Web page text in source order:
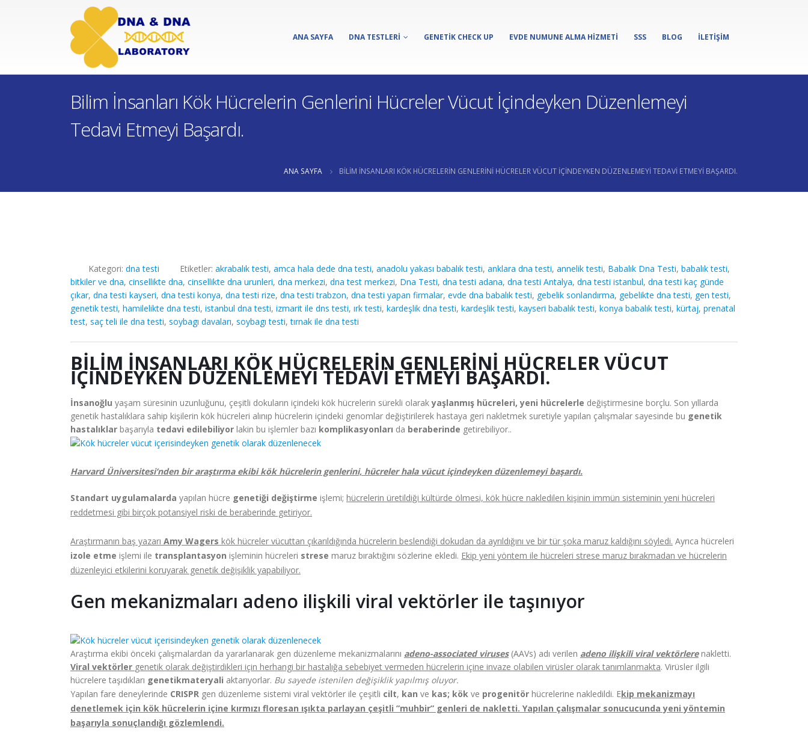
ANA SAYFA DNA TESTLERI GENETIK CHECK UP EVDE NUMUNE ALMA HIZMETI SSS BLOG İLETIŞIM
Bilim İnsanları Kök Hücrelerin Genlerini Hücreler Vücut İçindeyken Düzenlemeyi
Tedavi Etmeyi Başardı.
ANA SAYFA BILIM İNSANLARI KÖK HÜCRELERIN GENLERINI HÜCRELER VÜCUT İÇINDEYKEN DÜZENLEMEYI TEDAVI ETMEYI BAŞARDI.
Kategori: dna testi Etiketler: akrabalık testi, amca hala dede dna testi, anadolu yakası babalık testi, anklara dna testi, annelik testi, Babalık Dna Testi, babalık testi,
bitkiler ve dna, cinsellikte dna, cinsellikte dna urunleri, dna merkezi, dna test merkezi, Dna Testi, dna testi adana, dna testi Antalya, dna testi istanbul, dna testi kaç günde
çıkar, dna testi kayseri, dna testi konya, dna testi rize, dna testi trabzon, dna testi yapan firmalar, evde dna babalık testi, gebelik sonlandırma, gebelikte dna testi, gen testi,
genetik testi, hamilelikte dna testi, istanbul dna testi, izmarit ile dns testi, ırk testi, kardeşlik dna testi, kardeşlik testi, kayseri babalık testi, konya babalık testi, kürtaj, prenatal
test, saç teli ile dna testi, soybagı davaları, soybagı testi,tırnak ile dna testi
BILIM İNSANLARI KÖK HÜCRELERIN GENLERINI HÜCRELER VÜCUT
İÇINDEYKEN DÜZENLEMEYI TEDAVI ETMEYI BAŞARDI.
İnsanoğlu yaşam süresinin uzunluğunu, çeşitli dokuların içindeki kök hücrelerin sürekli olarakyaşlanmış hücreleri, yeni hücrelerle değiştirmesine borçlu. Son yıllarda
genetik hastalıklara sahip kişilerin kök hücreleri alınıp hücrelerin içindeki genomlar değiştirilerek hastaya geri nakletmek suretiyle yapılan çalışmalar sayesinde bu genetik
hastalıklar başarıyla tedavi edilebiliyor lakin bu işlemler bazı komplikasyonları da beraberinde getirebiliyor..
Harvard Üniversitesi‘nden bir araştırma ekibi kök hücrelerin genlerini, hücreler hala vücut içindeyken düzenlemeyi başardı.
Standart uygulamalarda yapılan hücre genetiği değiştirme işlemi; hücrelerin üretildiği kültürde ölmesi, kök hücre nakledilen kişinin immün sisteminin yeni hücreleri
reddetmesi gibi birçok potansiyel riski de beraberinde getiriyor.
Araştırmanın baş yazarı Amy Wagers kök hücreler vücuttan çıkarıldığında hücrelerin beslendiği dokudan da ayrıldığını ve bir tür şoka maruz kaldığını söyledi. Ayrıca hücreleri
izole etme işlemi ile transplantasyon işleminin hücreleri strese maruz bıraktığını sözlerine ekledi. Ekip yeni yöntem ile hücreleri strese maruz bırakmadan ve hücrelerin
düzenleyici etkilerini koruyarak genetik değişiklik yapabiliyor.
Gen mekanizmaları adeno ilişkili viral vektörler ile taşınıyor
Araştırma ekibi önceki çalışmalardan da yararlanarak gen düzenleme mekanizmalarını adeno-associated viruses(AAVs) adı verilen adeno ilişkili viral vektörlerenakletti.
Viral vektörler genetik olarak değiştirdikleri için herhangi bir hastalığa sebebiyet vermeden hücrelerin içine invaze olabilen virüsler olarak tanımlanmakta. Virüsler ilgili
hücrelere taşıdıkları genetikmateryali aktarıyorlar. Bu sayede istenilen değişiklik yapılmış oluyor.
Yapılan fare deneylerinde CRISPR gen düzenleme sistemi viral vektörler ile çeşitli cilt, kan ve kas; kök ve progenitör hücrelerine nakledildi. Ekip mekanizmayı
denetlemek için kök hücrelerin içine kırmızı floresan ışıkta parlayan çeşitli ”muhbir” genleri de nakletti. Yapılan çalışmalar sonucucunda yeni yöntemin
başarıyla sonuçlandığı gözlemlendi.